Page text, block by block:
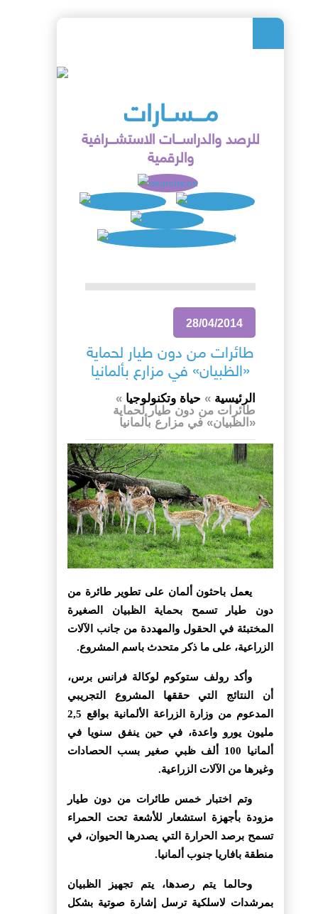
مـــســارات
للرصد والدراســـات الاستشـــرافية
والرقمية
28/04/2014
طائرات من دون طيار لحماية
«الظبيان» في مزارع بألمانيا
الرئيسية » حياة وتكنولوجيا »
طائرات من دون طيار لحماية
«الظبيان» في مزارع بألمانيا
يعمل باحثون ألمان على تطوير طائرة من
دون طيار تسمح بحماية الظبيان الصغيرة
المختبئة في الحقول والمهددة من جانب الآلات
الزراعية، على ما ذكر متحدث باسم المشروع.
وأكد رولف ستوكوم لوكالة فرانس برس،
أن النتائج التي حققها المشروع التجريبي
المدعوم من وزارة الزراعة الألمانية بواقع 2,5
مليون يورو واعدة، في حين ينفق سنويا في
ألمانيا 100 ألف ظبي صغير بسب الحصادات
وغيرها من الآلات الزراعية.
وتم اختبار خمس طائرات من دون طيار
مزودة بأجهزة استشعار للأشعة تحت الحمراء
تسمح برصد الحرارة التي يصدرها الحيوان، في
منطقة بافاريا جنوب ألمانيا.
وحالما يتم رصدها، يتم تجهيز الظبيان
بمرشدات لاسلكية ترسل إشارة صوتية بشكل